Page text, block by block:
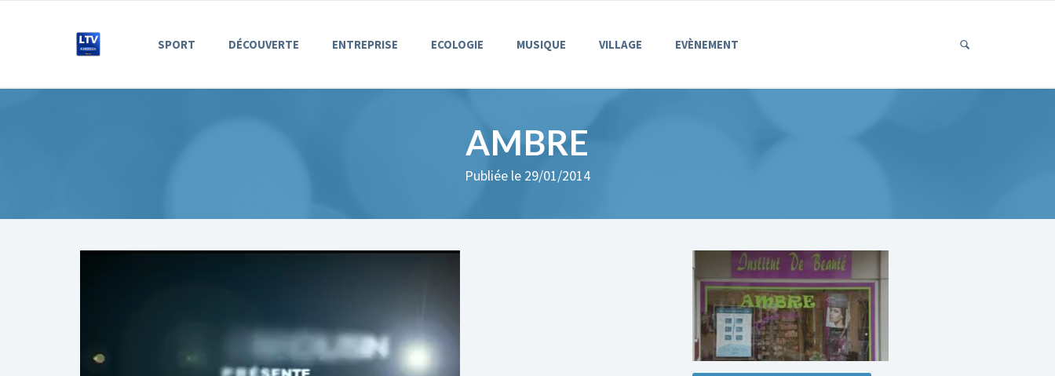
SPORT DÉCOUVERTE ENTREPRISE ECOLOGIE MUSIQUE VILLAGE EVÈNEMENT
AMBRE
Publiée le 29/01/2014